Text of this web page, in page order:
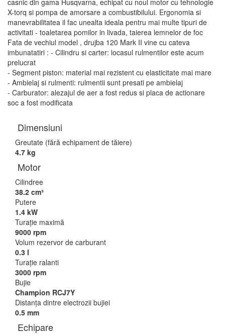
X-torq si pompa de amorsare a combustibilului. Ergonomia si
manevrabilitatea il fac unealta ideala pentru mai multe tipuri de
activitati - toaletarea pomilor in livada, taierea lemnelor de foc
Fata de vechiul model , drujba 120 Mark II vine cu cateva
imbunatatiri : - Cilindru si carter: locasul rulmentilor este acum
prelucrat
- Segment piston: material mai rezistent cu elasticitate mai mare
- Ambielaj si rulmenti: rulmentii sunt presati pe ambielaj
- Carburator: alezajul de aer a fost redus si placa de actionare
soc a fost modificata
Dimensiuni
Greutate (fără echipament de tăiere)
4.7 kg
Motor
Cilindree
38.2 cm³
Putere
1.4 kW
Turaţie maximă
9000 rpm
Volum rezervor de carburant
0.3 l
Turaţie ralanti
3000 rpm
Bujie
Champion RCJ7Y
Distanţa dintre electrozii bujiei
0.5 mm
Echipare